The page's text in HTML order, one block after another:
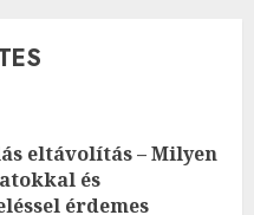
eltávolítás – Milyen
és
érdemes